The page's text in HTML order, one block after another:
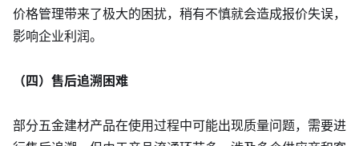
价格管理带来了极大的困扰，稍有不慎就会造成报价失误，
影响企业利润。
（四）售后追溯困难
部分五金建材产品在使用过程中可能出现质量问题，需要进